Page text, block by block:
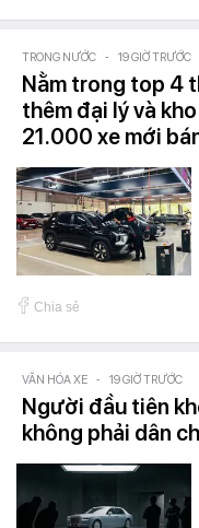
TRONG NƯỚC - 19 GIỜ TRƯỚC
Nằm trong top 4
thêm đại lý và
21.000 xe mới
Chia sẻ
VĂN HÓA XE - 19 GIỜ TRƯỚC
Người đầu tiên
không phải dân